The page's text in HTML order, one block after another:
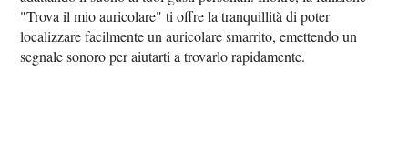
"Trova il mio auricolare" ti offre la tranquillità di poter
localizzare facilmente un auricolare smarrito, emettendo un
segnale sonoro per aiutarti a trovarlo rapidamente.